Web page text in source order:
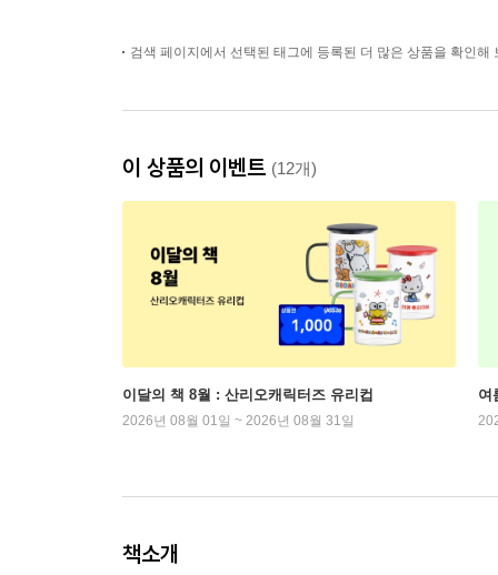
검색 페이지에서 선택된 태그에 등록된 더 많은 상품을 확인해
이 상품의 이벤트 (12개)
이달의 책 8월 : 산리오캐릭터즈 유리컵
2026년 08월 01일 ~ 2026년 08월 31일
여
책소개